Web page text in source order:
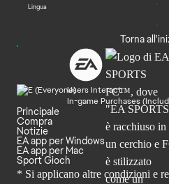
Lingua
Torna
Users Interact
In-game Purchases
Principale
Compra
Notizie
EA app per Windows
EA app per Mac
Sport Gioch
* Si applicano altre condizioni e